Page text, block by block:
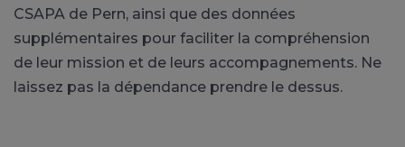
CSAPA de Pern, ainsi que des données
supplémentaires pour faciliter la compréhension
de leur mission et de leurs accompagnements. Ne
laissez pas la dépendance prendre le dessus.